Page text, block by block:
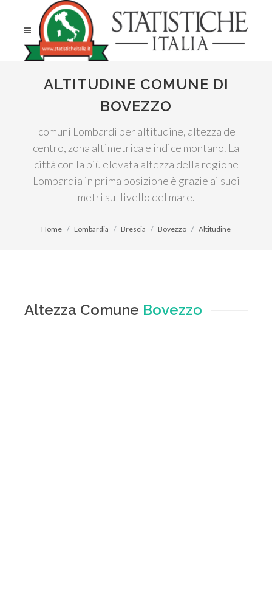
ALTITUDINE COMUNE DI
BOVEZZO
I comuni Lombardi per altitudine, altezza del
centro, zona altimetrica e indice montano. La
città con la più elevata altezza della regione
Lombardia in prima posizione è grazie ai suoi
metri sul livello del mare.
Home Lombardia Brescia Bovezzo Altitudine
Altezza Comune Bovezzo